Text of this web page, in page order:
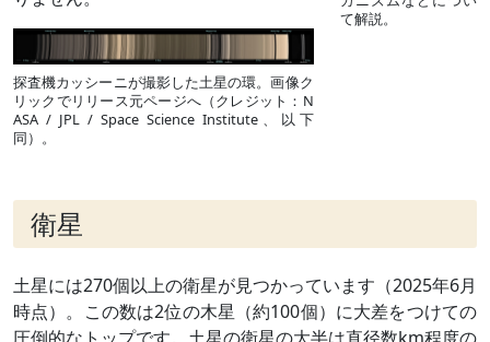
探査機カッシーニが撮影した土星の環。画像ク
リックでリリース元ページへ（クレジット：N
ASA / JPL / Space Science Institute、以下
同）。
て解説。
衛星
土星には270個以上の衛星が見つかっています（2025年6月
時点）。この数は2位の木星（約100個）に大差をつけての